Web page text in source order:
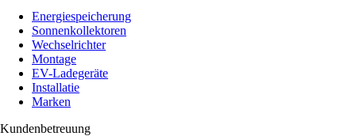
Energiespeicherung
Sonnenkollektoren
Wechselrichter
Montage
EV-Ladegeräte
Installatie
Marken
Kundenbetreuung